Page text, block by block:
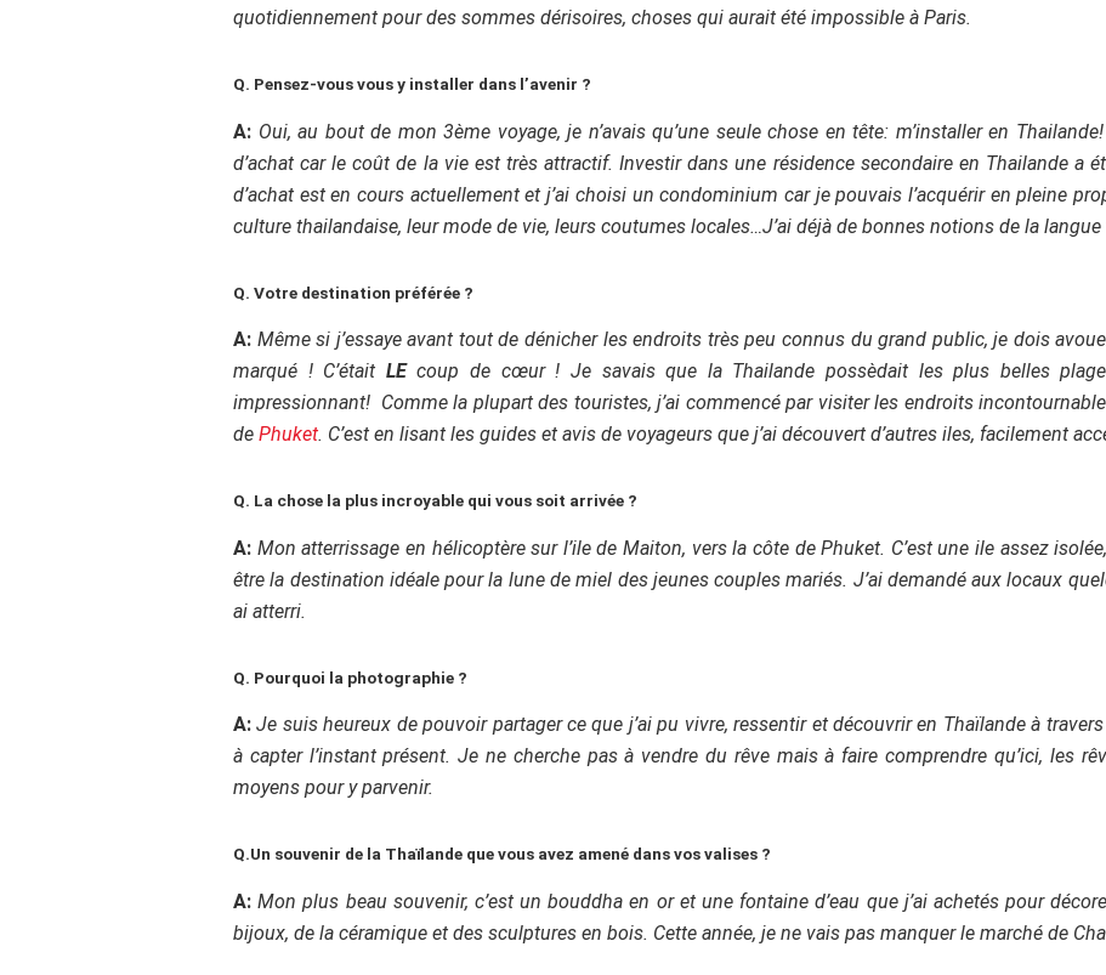
quotidiennement pour des sommes dérisoires, choses qui aurait été impossible à Paris.
Q. Pensez-vous vous y installer dans l’avenir ?
A: Oui, au bout de mon 3ème voyage, je n’avais qu’une seule chose en tête: m’installer en
d’achat car le coût de la vie est très attractif.Investir dans une résidence secondaire en Thailande a
d’achat est en cours actuellement et j’ai choisi un condominium car je pouvais l’acquérir en pleine
culture thailandaise, leur mode de vie, leurs coutumes locales…J’ai déjà de bonnes notions de la
Q. Votre destination préférée ?
A: Même si j’essaye avant tout de dénicher les endroits très peu connus du grand public, je dois
marqué ! C’était LEcoup de cœur ! Je savais que la Thailande possèdait les plus belles
impressionnant! Comme la plupart des touristes, j’ai commencé par visiter les endroits
de Phuket. C’est en lisant les guides et avis de voyageurs que j’ai découvert d’autres iles, facilement
Q. La chose la plus incroyable qui vous soit arrivée ?
A: Mon atterrissage en hélicoptère sur l’ile de Maiton, vers la côte de Phuket. C’est une ile assez
être la destination idéale pour la lune de miel des jeunes couples mariés. J’ai demandé aux locaux
ai atterri.
Q. Pourquoi la photographie ?
A: Je suis heureux de pouvoir partager ce que j’ai pu vivre, ressentir et découvrir en Thaïlande à
à capter l’instant présent. Je ne cherche pas à vendre du rêve mais à faire comprendre qu’ici, les
moyens pour y parvenir.
Q.Un souvenir de la Thaïlande que vous avez amené dans vos valises ?
A: Mon plus beau souvenir, c’est un bouddha en or et une fontaine d’eau que j’ai achetés pour
bijoux, de la céramique et des sculptures en bois. Cette année, je ne vais pas manquer le marché de